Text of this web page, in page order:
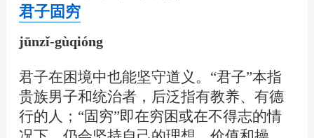
君子固穷
jūnzǐ-gùqióng
君子在困境中也能坚守道义。“君子”本指
贵族男子和统治者，后泛指有教养、有德
行的人；“固穷”即在穷困或在不得志的情